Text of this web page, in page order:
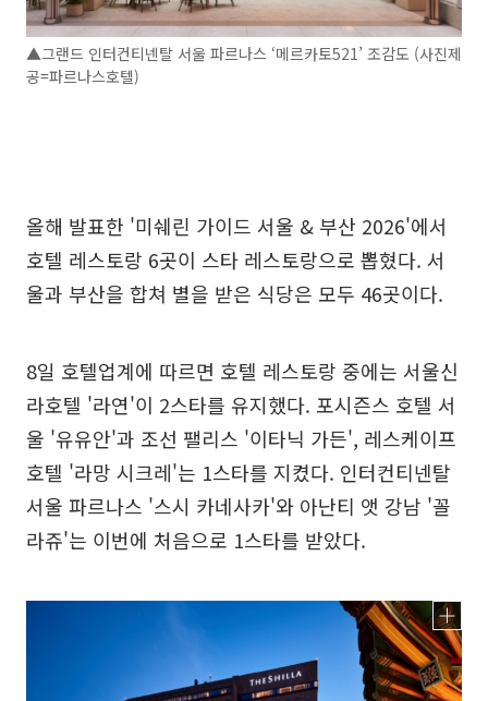
▲그랜드 인터컨티넨탈 서울 파르나스 ‘메르카토521’ 조감도 (사진제
공=파르나스호텔)
올해 발표한 '미쉐린 가이드 서울 & 부산 2026'에서
호텔 레스토랑 6곳이 스타 레스토랑으로 뽑혔다. 서
울과 부산을 합쳐 별을 받은 식당은 모두 46곳이다.
8일 호텔업계에 따르면 호텔 레스토랑 중에는 서울신
라호텔 '라연'이 2스타를 유지했다. 포시즌스 호텔 서
울 '유유안'과 조선 팰리스 '이타닉 가든', 레스케이프
호텔 '라망 시크레'는 1스타를 지켰다. 인터컨티넨탈
서울 파르나스 '스시 카네사카'와 아난티 앳 강남 '꼴
라쥬'는 이번에 처음으로 1스타를 받았다.